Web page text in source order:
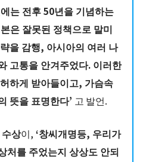
는 전후 50년을 기념하는
은 잘못된 정책으로 말미
을 감행, 아시아의 여러 나
고통을 안겨주었다. 이러한
하게 받아들이고, 가슴속
뜻을 표명한다’ 고 발언.
상이, ‘창씨개명등, 우리가
처를 주었는지 상상도 안되